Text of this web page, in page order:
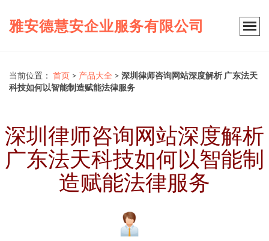
雅安德慧安企业服务有限公司
当前位置： 首页 > 产品大全 > 深圳律师咨询网站深度解析 广东法天
科技如何以智能制造赋能法律服务
深圳律师咨询网站深度解析
广东法天科技如何以智能制
造赋能法律服务